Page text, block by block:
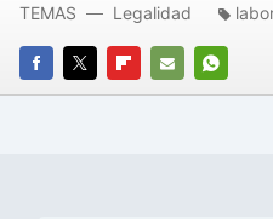
FACEBOOK
TWITTERFLIPBOARD
E-
TEMAS Legalidad